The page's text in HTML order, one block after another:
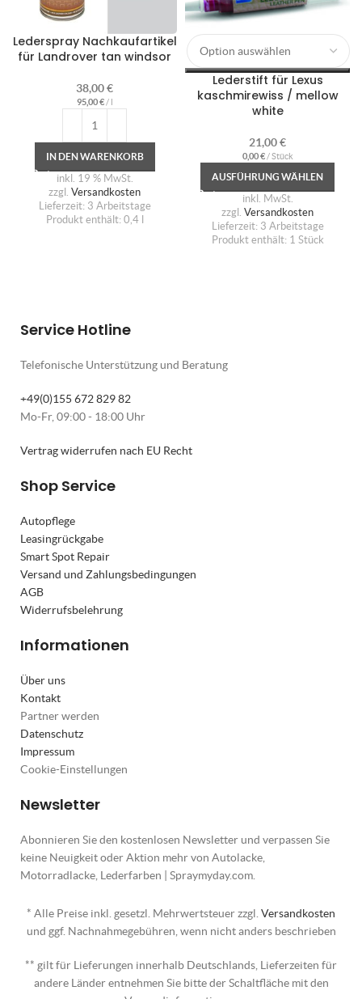
Lederspray Nachkaufartikel
für Landrover tan windsor
38,00€
95,00€/ l
IN DEN WARENKORB
inkl. 19 % MwSt.
zzgl. Versandkosten
Lieferzeit: 3 Arbeitstage
Produkt enthält: 0,4
Lederstift für Lexus
kaschmirewiss / mellow
white
21,00€
0,00€/Stück
AUSFÜHRUNG WÄHLEN
inkl. MwSt.
zzgl. Versandkosten
Lieferzeit: 3 Arbeitstage
Produkt enthält: 1 Stück
Service Hotline
Telefonische Unterstützung und Beratung
+49(0)155 672 829 82
Mo-Fr, 09:00 - 18:00 Uhr
Vertrag widerrufen nach EU Recht
Shop Service
Autopflege
Leasingrückgabe
Smart Spot Repair
Versand und Zahlungsbedingungen
AGB
Widerrufsbelehrung
Informationen
Über uns
Kontakt
Partner werden
Datenschutz
Impressum
Cookie-Einstellungen
Newsletter
Abonnieren Sie den kostenlosen Newsletter und verpassen Sie
keine Neuigkeit oder Aktion mehr von Autolacke,
Motorradlacke, Lederfarben | Spraymyday.com.
* Alle Preise inkl. gesetzl. Mehrwertsteuer zzgl. Versandkosten
und ggf. Nachnahmegebühren, wenn nicht anders beschrieben
** gilt für Lieferungen innerhalb Deutschlands, Lieferzeiten für
andere Länder entnehmen Sie bitte der Schaltfläche mit den